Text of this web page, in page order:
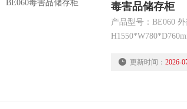
毒害品储存柜
产品型号：BE060
锁具：GA双锁 颜
更新时间： 2026-